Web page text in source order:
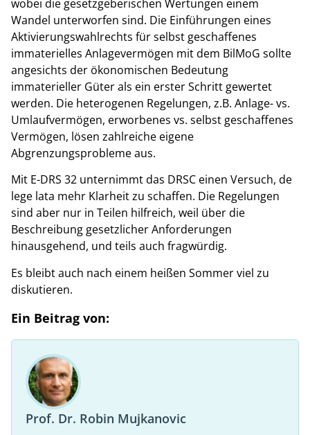
wobei die gesetzgeberischen Wertungen einem
Wandel unterworfen sind. Die Einführungen eines
Aktivierungswahlrechts für selbst geschaffenes
immaterielles Anlagevermögen mit dem BilMoG sollte
angesichts der ökonomischen Bedeutung
immaterieller Güter als ein erster Schritt gewertet
werden. Die heterogenen Regelungen, z.B. Anlage- vs.
Umlaufvermögen, erworbenes vs. selbst geschaffenes
Vermögen, lösen zahlreiche eigene
Abgrenzungsprobleme aus.
Mit E-DRS 32 unternimmt das DRSC einen Versuch, de
lege lata mehr Klarheit zu schaffen. Die Regelungen
sind aber nur in Teilen hilfreich, weil über die
Beschreibung gesetzlicher Anforderungen
hinausgehend, und teils auch fragwürdig.
Es bleibt auch nach einem heißen Sommer viel zu
diskutieren.
Ein Beitrag von:
Prof. Dr. Robin Mujkanovic